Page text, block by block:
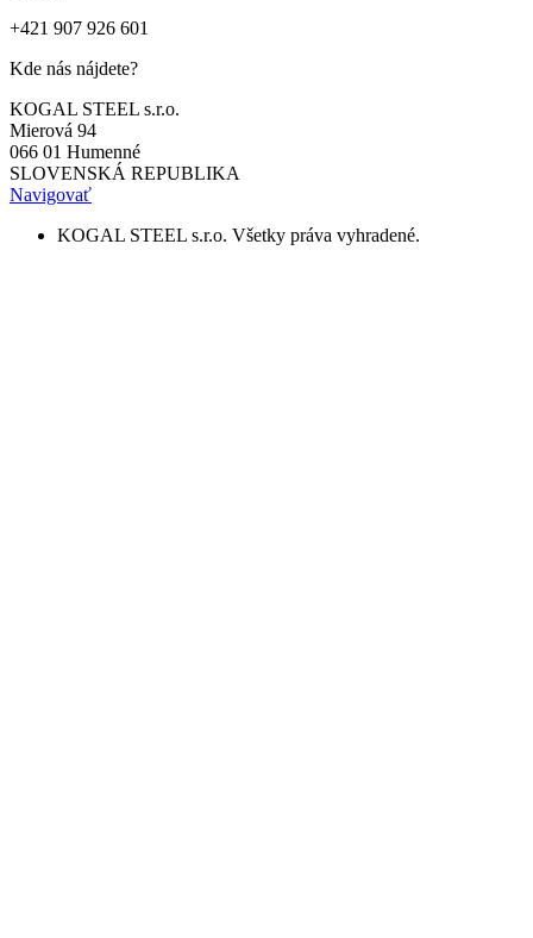
+421 907 926 601
Kde nás nájdete?
KOGAL STEEL s.r.o.
Mierová 94
066 01 Humenné
SLOVENSKÁ REPUBLIKA
Navigovať
KOGAL STEEL s.r.o. Všetky práva vyhradené.